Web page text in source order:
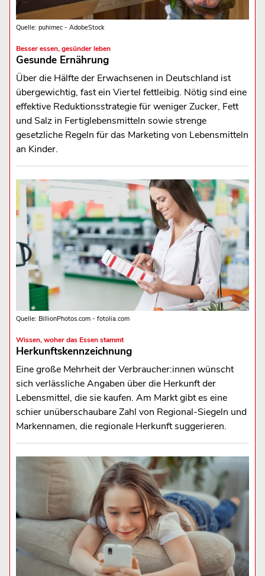
Quelle: puhimec - AdobeStock
Besser essen, gesünder leben
Gesunde Ernährung
Über die Hälfte der Erwachsenen in Deutschland ist
übergewichtig, fast ein Viertel fettleibig. Nötig sind eine
effektive Reduktionsstrategie für weniger Zucker, Fett
und Salz in Fertiglebensmitteln sowie strenge
gesetzliche Regeln für das Marketing von Lebensmitteln
an Kinder.
Quelle: BillionPhotos.com - fotolia.com
Wissen, woher das Essen stammt
Herkunftskennzeichnung
Eine große Mehrheit der Verbraucher:innen wünscht
sich verlässliche Angaben über die Herkunft der
Lebensmittel, die sie kaufen. Am Markt gibt es eine
schier unüberschaubare Zahl von Regional-Siegeln und
Markennamen, die regionale Herkunft suggerieren.